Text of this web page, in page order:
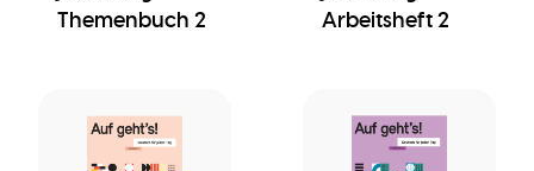
Themenbuch 2
Arbeitsheft 2